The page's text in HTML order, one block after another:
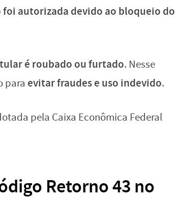
foi autorizada devido ao bloqueio do
é roubado ou furtado. Nesse
para evitar fraudes e uso indevido.
pela Caixa Econômica Federal
Retorno 43 no